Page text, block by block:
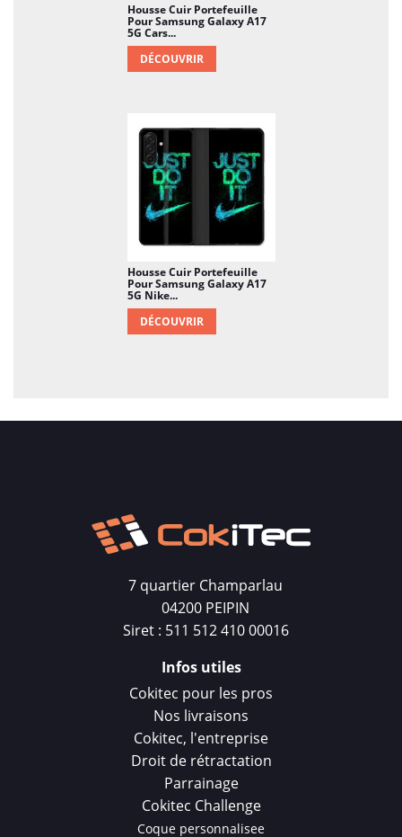
Housse Cuir Portefeuille
Pour Samsung Galaxy A17
5G Cars...
DÉCOUVRIR
Housse Cuir Portefeuille
Pour Samsung Galaxy A17
5G Nike...
DÉCOUVRIR
7 quartier Champarlau
04200 PEIPIN
Siret : 511 512 410 00016
Infos utiles
Cokitec pour les pros
Nos livraisons
Cokitec, l'entreprise
Droit de rétractation
Parrainage
Cokitec Challenge
Coque personnalisee